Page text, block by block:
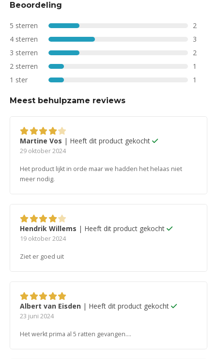
Beoordeling
5 sterren
2
4 sterren
3
3 sterren
2
2 sterren
1
1 ster
1
Meest behulpzame reviews
4van 5
Martine Vos | Heeft dit product gekocht
29 oktober 2024
Het product lijkt in orde maar we hadden het helaas niet
meer nodig.
4van 5
Hendrik Willems | Heeft dit product gekocht
19 oktober 2024
Ziet er goed uit
5van 5
Albert van Eisden | Heeft dit product gekocht
23 juni 2024
Het werkt prima al 5 ratten gevangen….